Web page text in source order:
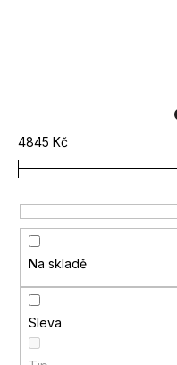
4845 Kč
Na skladě
Sleva
p
i
s
p
o
d
u
?
D
o
p